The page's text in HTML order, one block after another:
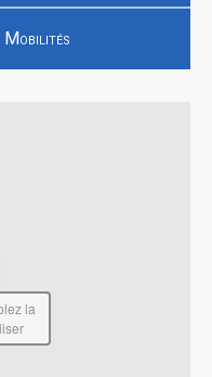
Mobilités
la